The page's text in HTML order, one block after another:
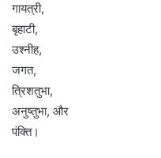
गायत्री,
बृहाटी,
उश्नीह,
जगत,
त्रिशतुभा,
अनुष्तुभा, और
पंक्ति।